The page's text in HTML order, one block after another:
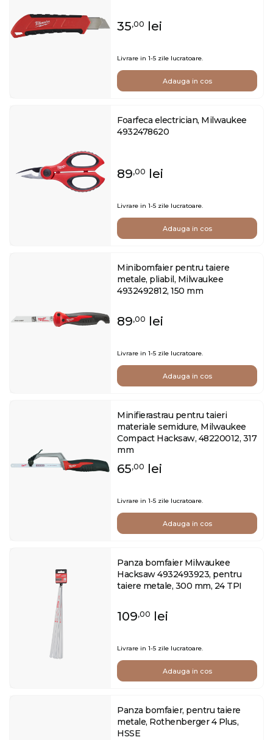
35,00 lei
Livrare in 1-5 zile lucratoare.
Adauga in cos
Foarfeca electrician, Milwaukee
4932478620
89,00 lei
Livrare in 1-5 zile lucratoare.
Adauga in cos
Minibomfaier pentru taiere
metale, pliabil, Milwaukee
4932492812, 150 mm
89,00 lei
Livrare in 1-5 zile lucratoare.
Adauga in cos
Minifierastrau pentru taieri
materiale semidure, Milwaukee
Compact Hacksaw, 48220012, 317
mm
65,00 lei
Livrare in 1-5 zile lucratoare.
Adauga in cos
Panza bomfaier Milwaukee
Hacksaw 4932493923, pentru
taiere metale, 300 mm, 24 TPI
109,00 lei
Livrare in 1-5 zile lucratoare.
Adauga in cos
Panza bomfaier, pentru taiere
metale, Rothenberger 4 Plus,
HSSE